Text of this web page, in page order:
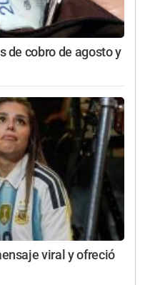
de cobro de agosto y
viral y ofreció